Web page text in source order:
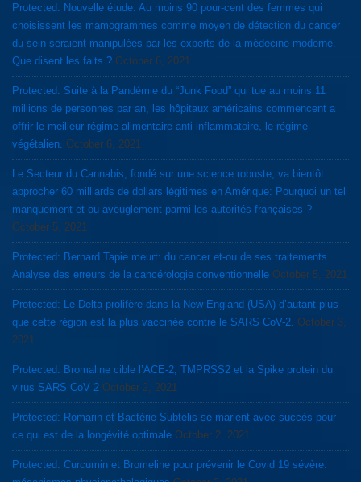
Protected: Nouvelle étude: Au moins 90 pour-cent des femmes qui
choisissent les mamogrammes comme moyen de détection du cancer
du sein seraient manipulées par les experts de la médecine moderne.
Que disent les faits ? October 6, 2021
Protected: Suite à la Pandémie du “Junk Food” qui tue au moins 11
millions de personnes par an, les hôpitaux américains commencent a
offrir le meilleur régime alimentaire anti-inflammatoire, le régime
végétalien. October 6, 2021
Le Secteur du Cannabis, fondé sur une science robuste, va bientôt
approcher 60 milliards de dollars légitimes en Amérique: Pourquoi un tel
manquement et-ou aveuglement parmi les autorités françaises ?
October 5, 2021
Protected: Bernard Tapie meurt: du cancer et-ou de ses traitements.
Analyse des erreurs de la cancérologie conventionnelle October 5, 2021
Protected: Le Delta prolifère dans la New England (USA) d’autant plus
que cette région est la plus vaccinée contre le SARS CoV-2. October 3,
2021
Protected: Bromaline cible l’ACE-2, TMPRSS2 et la Spike protein du
virus SARS CoV 2 October 2, 2021
Protected: Romarin et Bactérie Subtelis se marient avec succès pour
ce qui est de la longévité optimale October 2, 2021
Protected: Curcumin et Bromeline pour prévenir le Covid 19 sévère: